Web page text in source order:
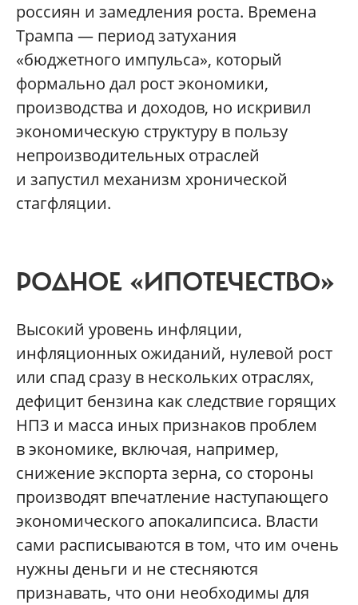
россиян и замедления роста. Времена
Трампа — период затухания
«бюджетного импульса», который
формально дал рост экономики,
производства и доходов, но искривил
экономическую структуру в пользу
непроизводительных отраслей
и запустил механизм хронической
стагфляции.
РОДНОЕ «ИПОТЕЧЕСТВО»
Высокий уровень инфляции,
инфляционных ожиданий, нулевой рост
или спад сразу в нескольких отраслях,
дефицит бензина как следствие горящих
НПЗ и масса иных признаков проблем
в экономике, включая, например,
снижение экспорта зерна, со стороны
производят впечатление наступающего
экономического апокалипсиса. Власти
сами расписываются в том, что им очень
нужны деньги и не стесняются
признавать, что они необходимы для